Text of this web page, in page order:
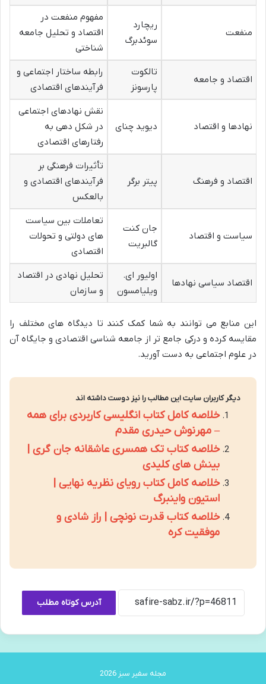
منفعت
ریچارد
سوئدبرگ
مفهوم منفعت در
اقتصاد و تحلیل جامعه
شناختی
اقتصاد و جامعه
تالکوت
پارسونز
رابطه ساختار اجتماعی و
فرآیندهای اقتصادی
نهادها و اقتصاد دیوید چنای
نقش نهادهای اجتماعی
در شکل دهی به
رفتارهای اقتصادی
اقتصاد و فرهنگ پیتر برگر
تأثیرات فرهنگی بر
فرآیندهای اقتصادی و
بالعکس
سیاست و اقتصاد
جان کنت
گالبریت
تعاملات بین سیاست
های دولتی و تحولات
اقتصادی
اقتصاد سیاسی نهادها
اولیور ای.
ویلیامسون
تحلیل نهادی در اقتصاد
و سازمان
این منابع می توانند به شما کمک کنند تا دیدگاه های مختلف را
مقایسه کرده و درکی جامع تر از جامعه شناسی اقتصادی و جایگاه آن
در علوم اجتماعی به دست آورید.
دیگر کاربران سایت این مطالب را نیز دوست داشته اند
خلاصه کامل کتاب انگلیسی کاربردی برای همه
– مهرنوش حیدری مقدم
خلاصه کتاب تک همسری عاشقانه جان گری |
بینش های کلیدی
خلاصه کامل کتاب رویای نظریه نهایی |
استیون واینبرگ
خلاصه کتاب قدرت نونچی | راز شادی و
موفقیت کره
آدرس کوتاه مطلب
مجله سفیر سبز 2026